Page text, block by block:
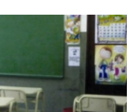
el campeón juvenil de malambo
ante posibles lluvias intensas
con la licitación de cinco